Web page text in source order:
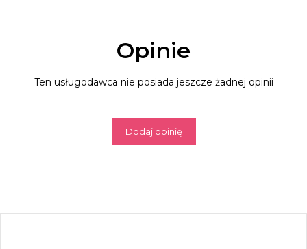
Opinie
Ten usługodawca nie posiada jeszcze żadnej opinii
Dodaj opinię